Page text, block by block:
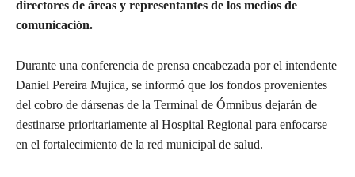
directores de áreas y representantes de los medios de
comunicación.
Durante una conferencia de prensa encabezada por el intendente
Daniel Pereira Mujica, se informó que los fondos provenientes
del cobro de dársenas de la Terminal de Ómnibus dejarán de
destinarse prioritariamente al Hospital Regional para enfocarse
en el fortalecimiento de la red municipal de salud.